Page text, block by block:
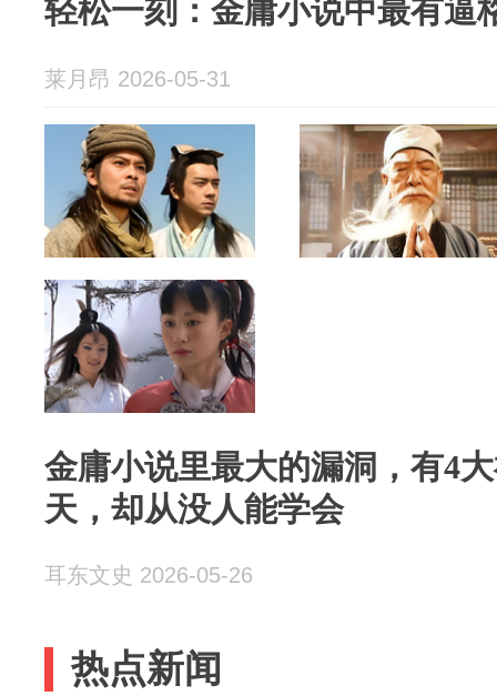
轻松一刻：金庸小说中最有逼
莱月昂 2026-05-31
金庸小说里最大的漏洞，有4
天，却从没人能学会
耳东文史 2026-05-26
热点新闻